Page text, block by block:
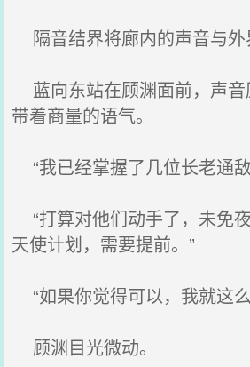
隔音结界将廊内的声音与外
蓝向东站在顾渊面前，声音
带着商量的语气。
“我已经掌握了几位长老通
“打算对他们动手了，未免
天使计划，需要提前。”
“如果你觉得可以，我就这
顾渊目光微动。